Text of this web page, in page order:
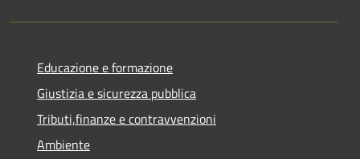
Educazione e formazione
Giustizia e sicurezza pubblica
Tributi,finanze e contravvenzioni
Ambiente